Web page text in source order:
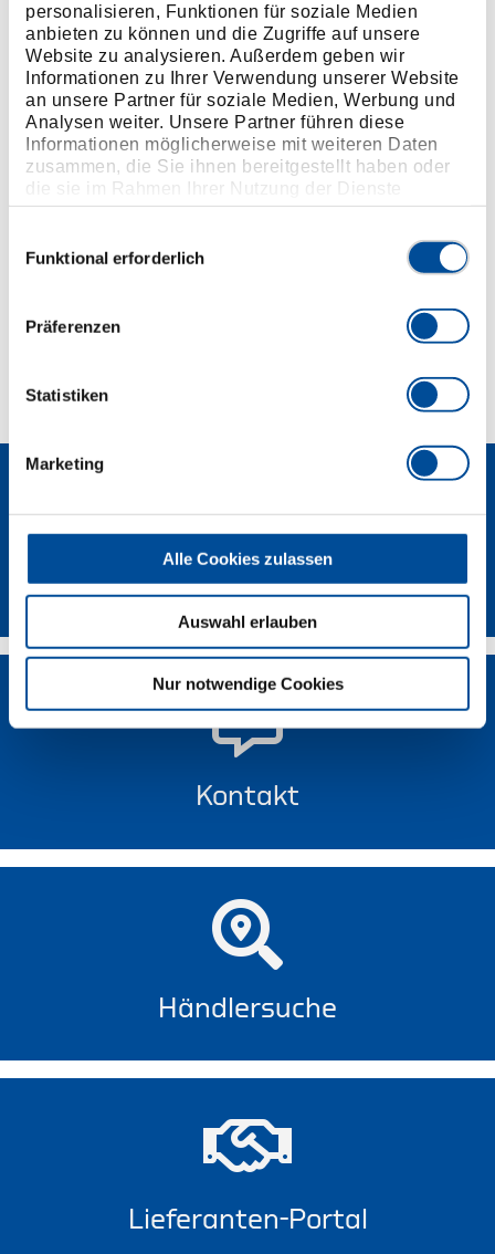
personalisieren, Funktionen für soziale Medien
anbieten zu können und die Zugriffe auf unsere
Website zu analysieren. Außerdem geben wir
Informationen zu Ihrer Verwendung unserer Website
an unsere Partner für soziale Medien, Werbung und
Analysen weiter. Unsere Partner führen diese
Informationen möglicherweise mit weiteren Daten
zusammen, die Sie ihnen bereitgestellt haben oder
die sie im Rahmen Ihrer Nutzung der Dienste
gesammelt haben. Unsere vollständige
Funktional erforderlich
Präferenzen
Statistiken
Marketing
Alle Cookies zulassen
Auswahl erlauben
Nur notwendige Cookies
HÄNDLER FINDEN
Produktlinie EAN4046459125563
Produktbeschreibung
Im Lieferumfang von KL-1002-221 enthalten.
Newsletter
Kontakt
Händlersuche
Lieferanten-Portal